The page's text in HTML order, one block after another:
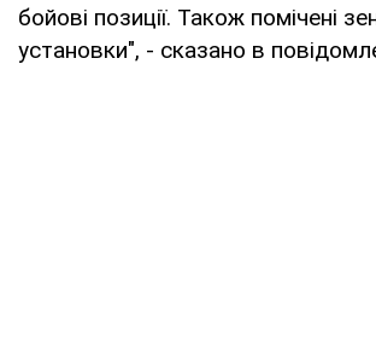
бойові позиції. Також помічені
установки", - сказано в